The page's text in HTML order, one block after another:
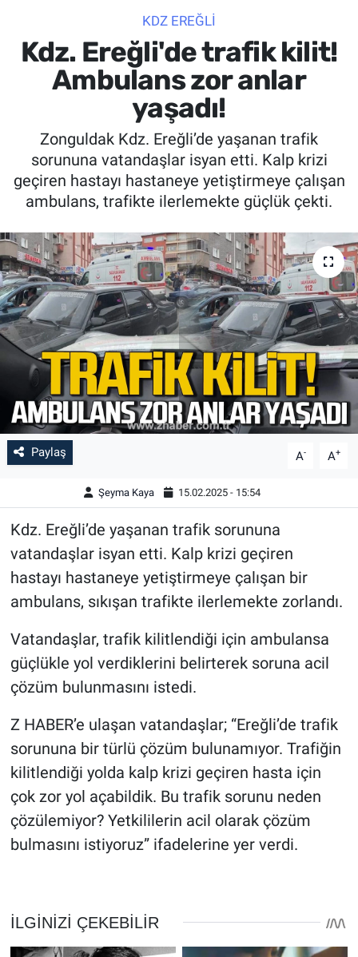
KDZ EREĞLİ
Kdz. Ereğli'de trafik kilit!
Ambulans zor anlar
yaşadı!
Zonguldak Kdz. Ereğli’de yaşanan trafik
sorununa vatandaşlar isyan etti. Kalp krizi
geçiren hastayı hastaneye yetiştirmeye çalışan
ambulans, trafikte ilerlemekte güçlük çekti.
Paylaş A- A+
Şeyma Kaya 15.02.2025 - 15:54
Kdz. Ereğli’de yaşanan trafik sorununa
vatandaşlar isyan etti. Kalp krizi geçiren
hastayı hastaneye yetiştirmeye çalışan bir
ambulans, sıkışan trafikte ilerlemekte zorlandı.
Vatandaşlar, trafik kilitlendiği için ambulansa
güçlükle yol verdiklerini belirterek soruna acil
çözüm bulunmasını istedi.
Z HABER’e ulaşan vatandaşlar; “Ereğli’de trafik
sorununa bir türlü çözüm bulunamıyor. Trafiğin
kilitlendiği yolda kalp krizi geçiren hasta için
çok zor yol açabildik. Bu trafik sorunu neden
çözülemiyor? Yetkililerin acil olarak çözüm
bulmasını istiyoruz” ifadelerine yer verdi.
SPOR